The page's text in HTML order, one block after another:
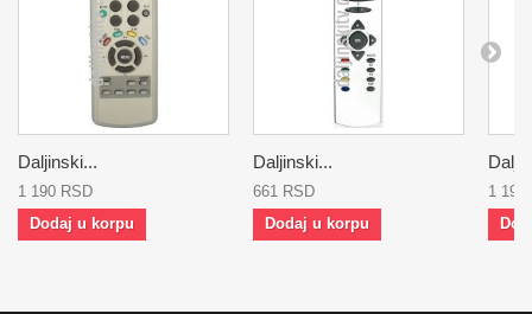
Daljinski...
1 190 RSD
Dodaj u korpu
Daljinski...
661 RSD
Dodaj u korpu
1 190